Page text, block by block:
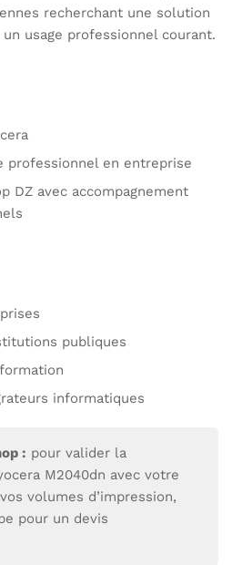
recherchant une solution
usage professionnel courant.
professionnel en entreprise
DZ avec accompagnement
publiques
informatiques
: pour valider la
M2040dn avec votre
volumes d’impression,
pour un devis